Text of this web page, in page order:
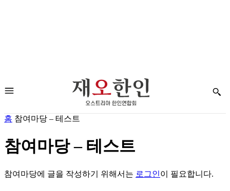
홈 참여마당 – 테스트
참여마당 – 테스트
참여마당에 글을 작성하기 위해서는 로그인이 필요합니다.